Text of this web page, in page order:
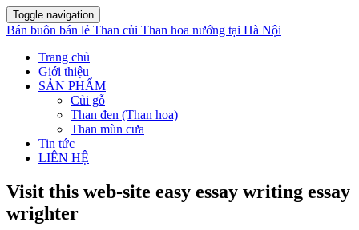
Toggle navigation
Bán buôn bán lẻ Than củi Than hoa nướng tại Hà Nội
Trang chủ
Giới thiệu
SẢN PHẨM
Củi gỗ
Than đen (Than hoa)
Than mùn cưa
Tin tức
LIÊN HỆ
Visit this web-site easy essay writing essay
wrighter